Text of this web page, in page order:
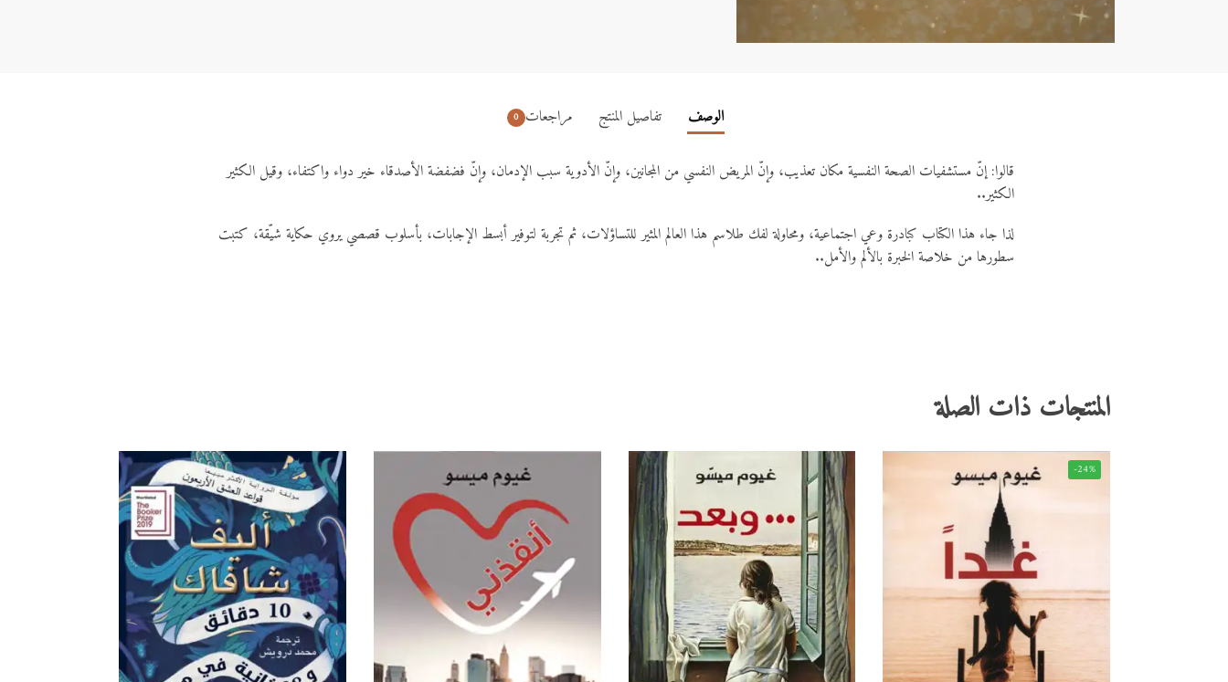
الوصف تفاصيل المنتج مراجعات 0
قالوا: إنّ مستشفيات الصحة النفسية مكان تعذيب، وإنّ المريض النفسي من المجانين، وإنّ الأدوية سبب الإدمان، وإنّ فضفضة الأصدقاء خير دواء واكتفاء، وقيل الكثير
الكثير..
لذا جاء هذا الكتاب كبادرة وعي اجتماعية، ومحاولة لفك طلاسم هذا العالم المثير للتساؤلات، ثم تجربة لتوفير أبسط الإجابات، بأسلوب قصصي يروي حكاية شيّقة، كتبت
سطورها من خلاصة الخبرة بالألم والأمل..
المنتجات ذات الصلة
-24%